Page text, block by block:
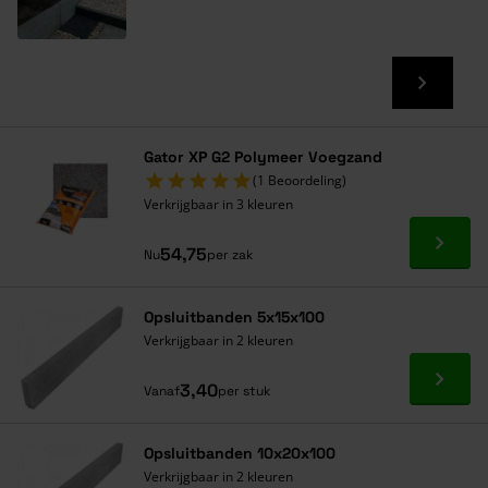
Gator XP G2 Polymeer Voegzand
(1 Beoordeling)
Verkrijgbaar in 3 kleuren
Nu54,75per zak Ga
Opsluitbanden 5x15x100
Verkrijgbaar in 2 kleuren
Vanaf3,40per stuk Ga
Opsluitbanden 10x20x100
Verkrijgbaar in 2 kleuren